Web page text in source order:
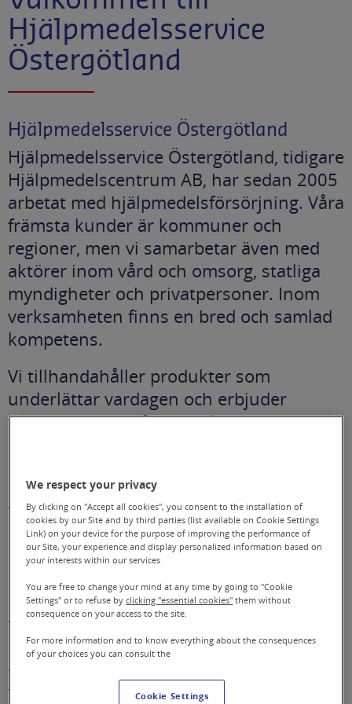
Hjälpmedelsservice
Östergötland
Hjälpmedelsservice Östergötland
Hjälpmedelsservice Östergötland, tidigare
Hjälpmedelscentrum AB, har sedan 2005
arbetat med hjälpmedelsförsörjning. Våra
främsta kunder är kommuner och
regioner, men vi samarbetar även med
aktörer inom vård och omsorg, statliga
myndigheter och privatpersoner. Inom
verksamheten finns en bred och samlad
kompetens.
Vi tillhandahåller produkter som
underlättar vardagen och erbjuder
tjänster som omfattar hela
och underhåll.
Verksamheten bedrivs på uppdrag av
Region Östergötland samt länets 13
kommuner och omfattar hela
Östergötlands län.
Vårt uppdrag är att tillhandahålla och
anpassa hjälpmedel som ger möjlighet
till ett självständigt och oberoende liv.
Vår vision är att vara, och uppfattas som,
We respect your privacy
By clicking on "Accept all cookies", you consent to the installation of
cookies by our Site and by third parties (list available on Cookie Settings
Link) on your device for the purpose of improving the performance of
our Site, your experience and display personalized information based on
your interests within our services
You are free to change your mind at any time by going to "Cookie
Settings" or to refuse byclicking "essential cookies" them without
consequence on your access to the site.
For more information and to know everything about the consequences
of your choices you can consult the
Cookie Settings